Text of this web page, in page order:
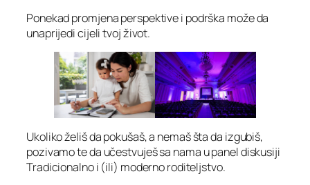
Ponekad promjena perspektive i podrška može da
unaprijedi cijeli tvoj život.
Ukoliko želiš da pokušaš, a nemaš šta da izgubiš,
pozivamo te da učestvuješ sa nama u panel diskusiji
Tradicionalno i (ili) moderno roditeljstvo.